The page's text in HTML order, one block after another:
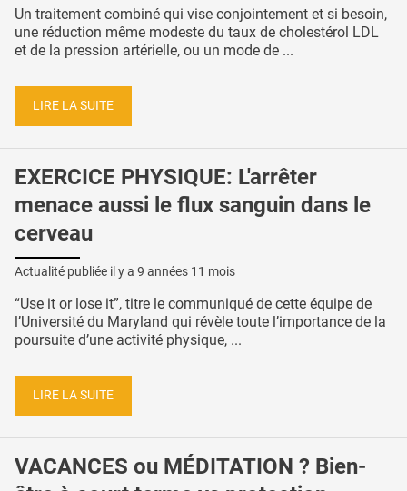
Un traitement combiné qui vise conjointement et si besoin,
une réduction même modeste du taux de cholestérol LDL
et de la pression artérielle, ou un mode de ...
LIRE LA SUITE
EXERCICE PHYSIQUE: L'arrêter
menace aussi le flux sanguin dans le
cerveau
Actualité publiée il y a 9 années 11 mois
“Use it or lose it”, titre le communiqué de cette équipe de
l’Université du Maryland qui révèle toute l’importance de la
poursuite d’une activité physique, ...
LIRE LA SUITE
VACANCES ou MÉDITATION ? Bien-